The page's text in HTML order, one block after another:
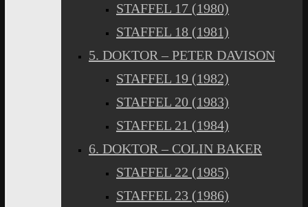
STAFFEL 17 (1980)
STAFFEL 18 (1981)
5. DOKTOR – PETER DAVISON
STAFFEL 19 (1982)
STAFFEL 20 (1983)
STAFFEL 21 (1984)
6. DOKTOR – COLIN BAKER
STAFFEL 22 (1985)
STAFFEL 23 (1986)